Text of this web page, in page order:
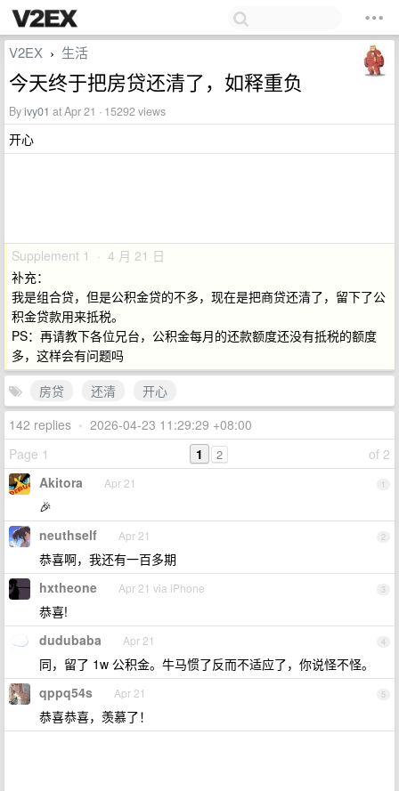
V2EX › 生活
今天终于把房贷还清了，如释重负
Byivy01 at Apr 21 · 15292 views
开心
Supplement 1 · 4 月 21 日
补充：
我是组合贷，但是公积金贷的不多，现在是把商贷还清了，留下了公
积金贷款用来抵税。
PS：再请教下各位兄台，公积金每月的还款额度还没有抵税的额度
多，这样会有问题吗
房贷
还清
开心
142 replies • 2026-04-23 11:29:29 +08:00
Page 1
of 2
1 2
1
Akitora Apr 21
🎉
2
neuthself Apr 21
恭喜啊，我还有一百多期
3
hxtheone Apr 21 via iPhone
恭喜!
4
dudubaba Apr 21
同，留了 1w 公积金。牛马惯了反而不适应了，你说怪不怪。
5
qppq54s Apr 21
恭喜恭喜，羡慕了！